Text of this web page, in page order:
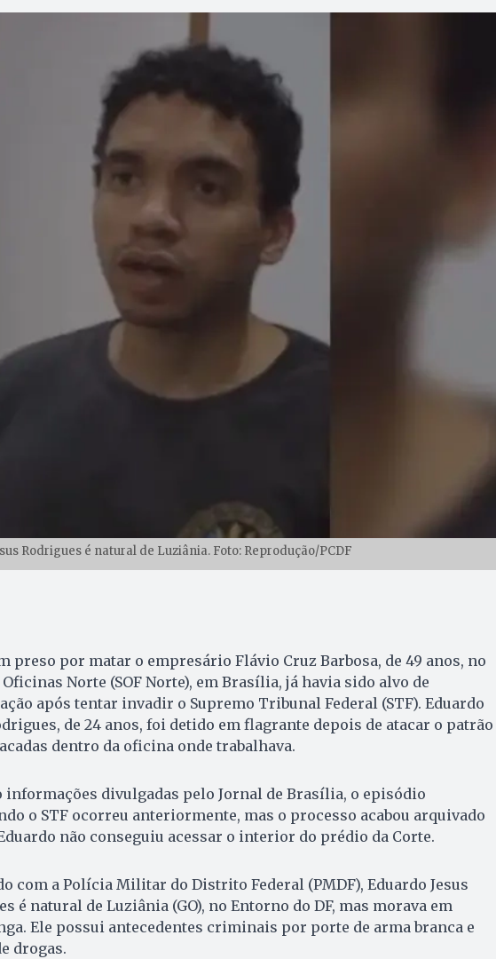
Rodrigues é natural de Luziânia. Foto: Reprodução/PCDF
preso por matar o empresário Flávio Cruz Barbosa, de 49 anos, no
Oficinas Norte (SOF Norte), em Brasília, já havia sido alvo de
após tentar invadir o Supremo Tribunal Federal (STF). Eduardo
de 24 anos, foi detido em flagrante depois de atacar o patrão
dentro da oficina onde trabalhava.
informações divulgadas pelo Jornal de Brasília, o episódio
o STF ocorreu anteriormente, mas o processo acabou arquivado
não conseguiu acessar o interior do prédio da Corte.
com a Polícia Militar do Distrito Federal (PMDF), Eduardo Jesus
é natural de Luziânia (GO), no Entorno do DF, mas morava em
Ele possui antecedentes criminais por porte de arma branca e
drogas.